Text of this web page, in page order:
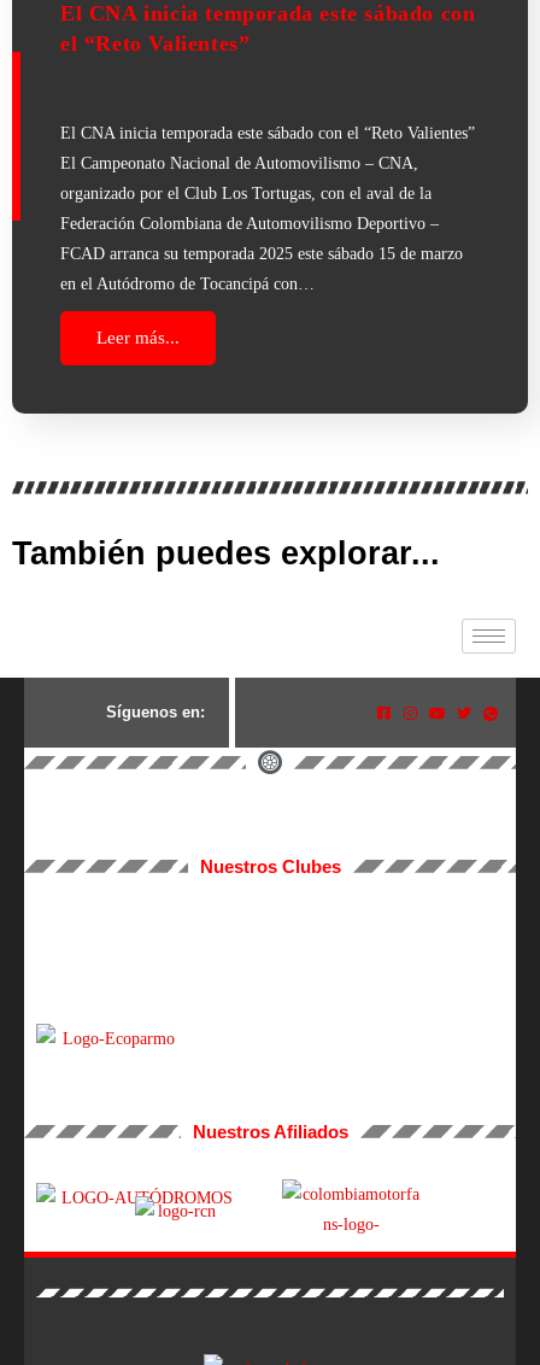
El CNA inicia temporada este sábado con
el “Reto Valientes”
El CNA inicia temporada este sábado con el “Reto Valientes”
El Campeonato Nacional de Automovilismo – CNA,
organizado por el Club Los Tortugas, con el aval de la
Federación Colombiana de Automovilismo Deportivo –
FCAD arranca su temporada 2025 este sábado 15 de marzo
en el Autódromo de Tocancipá con…
Leer más...
También puedes explorar...
Síguenos en:
Nuestros Clubes
Nuestros Afiliados